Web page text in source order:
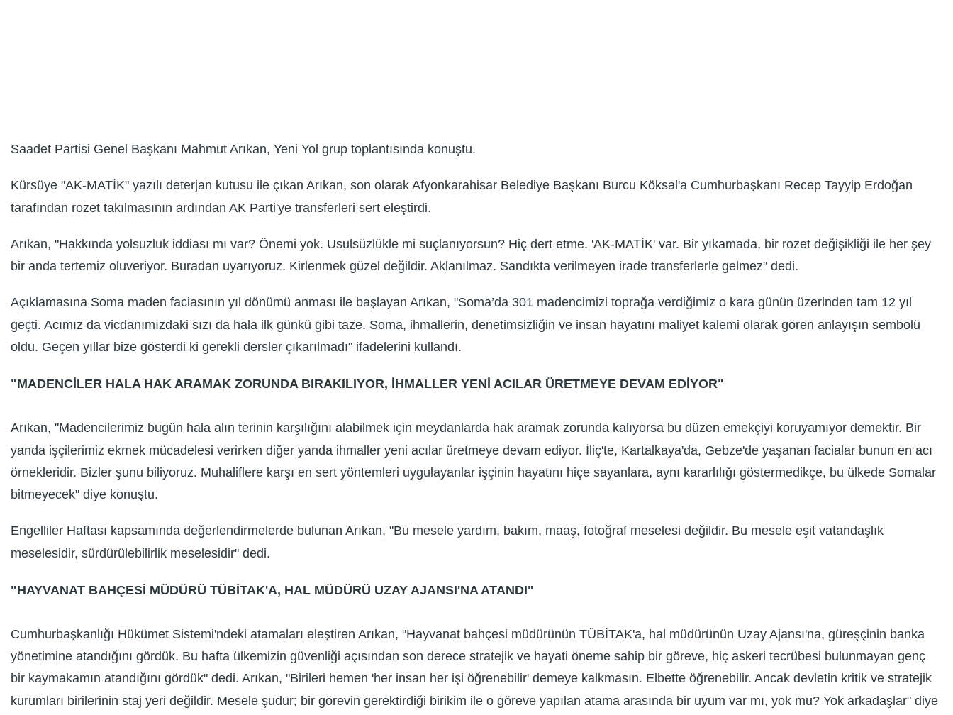
Saadet Partisi Genel Başkanı Mahmut Arıkan, Yeni Yol grup toplantısında konuştu.
Kürsüye "AK-MATİK" yazılı deterjan kutusu ile çıkan Arıkan, son olarak Afyonkarahisar Belediye Başkanı Burcu Köksal'a Cumhurbaşkanı Recep Tayyip Erdoğan
tarafından rozet takılmasının ardından AK Parti'ye transferleri sert eleştirdi.
Arıkan, "Hakkında yolsuzluk iddiası mı var? Önemi yok. Usulsüzlükle mi suçlanıyorsun? Hiç dert etme. 'AK-MATİK' var. Bir yıkamada, bir rozet değişikliği ile her şey
bir anda tertemiz oluveriyor. Buradan uyarıyoruz. Kirlenmek güzel değildir. Aklanılmaz. Sandıkta verilmeyen irade transferlerle gelmez" dedi.
Açıklamasına Soma maden faciasının yıl dönümü anması ile başlayan Arıkan, "Soma’da 301 madencimizi toprağa verdiğimiz o kara günün üzerinden tam 12 yıl
geçti. Acımız da vicdanımızdaki sızı da hala ilk günkü gibi taze. Soma, ihmallerin, denetimsizliğin ve insan hayatını maliyet kalemi olarak gören anlayışın sembolü
oldu. Geçen yıllar bize gösterdi ki gerekli dersler çıkarılmadı" ifadelerini kullandı.
"MADENCİLER HALA HAK ARAMAK ZORUNDA BIRAKILIYOR, İHMALLER YENİ ACILAR ÜRETMEYE DEVAM EDİYOR"
Arıkan, "Madencilerimiz bugün hala alın terinin karşılığını alabilmek için meydanlarda hak aramak zorunda kalıyorsa bu düzen emekçiyi koruyamıyor demektir. Bir
yanda işçilerimiz ekmek mücadelesi verirken diğer yanda ihmaller yeni acılar üretmeye devam ediyor. İliç'te, Kartalkaya'da, Gebze'de yaşanan facialar bunun en acı
örnekleridir. Bizler şunu biliyoruz. Muhaliflere karşı en sert yöntemleri uygulayanlar işçinin hayatını hiçe sayanlara, aynı kararlılığı göstermedikçe, bu ülkede Somalar
bitmeyecek" diye konuştu.
Engelliler Haftası kapsamında değerlendirmelerde bulunan Arıkan, "Bu mesele yardım, bakım, maaş, fotoğraf meselesi değildir. Bu mesele eşit vatandaşlık
meselesidir, sürdürülebilirlik meselesidir" dedi.
"HAYVANAT BAHÇESİ MÜDÜRÜ TÜBİTAK'A, HAL MÜDÜRÜ UZAY AJANSI'NA ATANDI"
Cumhurbaşkanlığı Hükümet Sistemi'ndeki atamaları eleştiren Arıkan, "Hayvanat bahçesi müdürünün TÜBİTAK'a, hal müdürünün Uzay Ajansı'na, güreşçinin banka
yönetimine atandığını gördük. Bu hafta ülkemizin güvenliği açısından son derece stratejik ve hayati öneme sahip bir göreve, hiç askeri tecrübesi bulunmayan genç
bir kaymakamın atandığını gördük" dedi. Arıkan, "Birileri hemen 'her insan her işi öğrenebilir' demeye kalkmasın. Elbette öğrenebilir. Ancak devletin kritik ve stratejik
kurumları birilerinin staj yeri değildir. Mesele şudur; bir görevin gerektirdiği birikim ile o göreve yapılan atama arasında bir uyum var mı, yok mu? Yok arkadaşlar" diye